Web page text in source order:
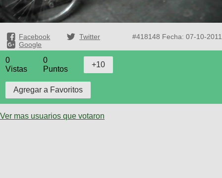
Facebook
Twitter
Google
#418148 Fecha: 07-10-2011
0
Vistas
0
Puntos
Ver mas usuarios que votaron